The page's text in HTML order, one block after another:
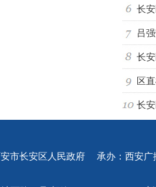
长
吕
长
区
长
安市长安区人民政府 承办：西安广